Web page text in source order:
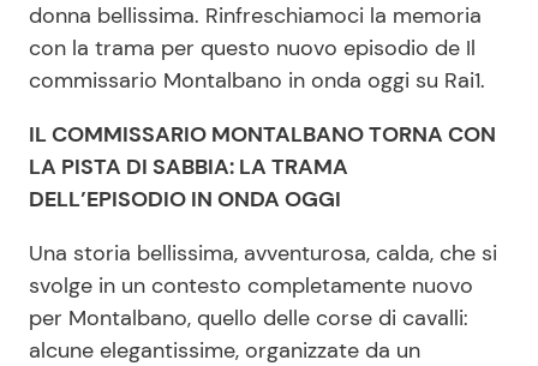
donna bellissima. Rinfreschiamoci la memoria
con la trama per questo nuovo episodio de Il
commissario Montalbano in onda oggi su Rai1.
IL COMMISSARIO MONTALBANO TORNA CON
LA PISTA DI SABBIA: LA TRAMA
DELL’EPISODIO IN ONDA OGGI
Una storia bellissima, avventurosa, calda, che si
svolge in un contesto completamente nuovo
per Montalbano, quello delle corse di cavalli:
alcune elegantissime, organizzate da un